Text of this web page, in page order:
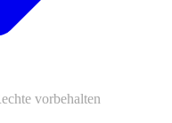
vorbehalten